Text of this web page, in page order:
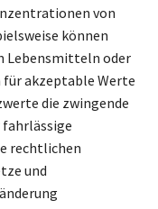
von
können
Lebensmitteln oder
für akzeptable Werte
die zwingende
rechtlichen
und